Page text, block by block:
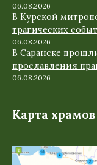
06.08.2026
В Курской
трагических
06.08.2026
В Саранске
прославления
06.08.2026
Карта храмов